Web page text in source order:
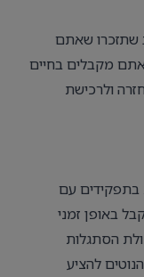
שתזכרו שאתם
מקבלים בחיים
ולרכישת
בתפקידים עם
באופן זמני
הסתגלות
להציע